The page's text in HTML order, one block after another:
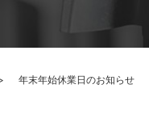
年末年始休業日のお知らせ